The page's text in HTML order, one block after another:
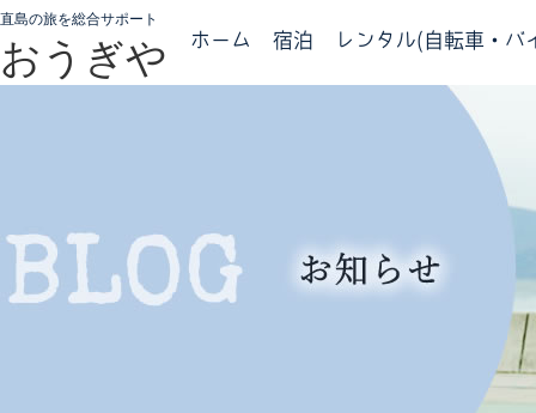
直島の旅を総合サポート
おうぎや ホーム 宿泊 レンタル(自転車・バ